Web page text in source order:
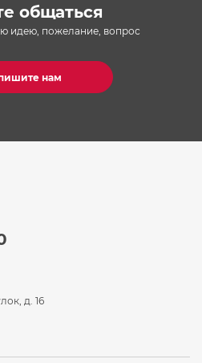
общаться
идею, пожелание, вопрос
нам
д. 16